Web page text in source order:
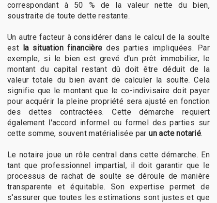
correspondant à 50 % de la valeur nette du bien,
soustraite de toute dette restante.
Un autre facteur à considérer dans le calcul de la soulte
est la situation financière des parties impliquées. Par
exemple, si le bien est grevé d'un prêt immobilier, le
montant du capital restant dû doit être déduit de la
valeur totale du bien avant de calculer la soulte. Cela
signifie que le montant que le co-indivisaire doit payer
pour acquérir la pleine propriété sera ajusté en fonction
des dettes contractées. Cette démarche requiert
également l'accord informel ou formel des parties sur
cette somme, souvent matérialisée parun acte notarié.
Le notaire joue un rôle central dans cette démarche. En
tant que professionnel impartial, il doit garantir que le
processus de rachat de soulte se déroule de manière
transparente et équitable. Son expertise permet de
s'assurer que toutes les estimations sont justes et que